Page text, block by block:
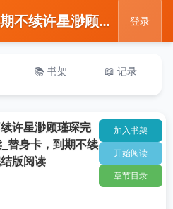
📖 替身卡，到期不续许星渺顾瑾琛完整版txt在线阅读_替身卡，到期不续许星渺顾瑾琛完结版阅读 登录
📚 书架 📖 记录
许星渺顾瑾琛完
替身卡，到期不续
版阅读
加入书架
开始阅读
章节目录